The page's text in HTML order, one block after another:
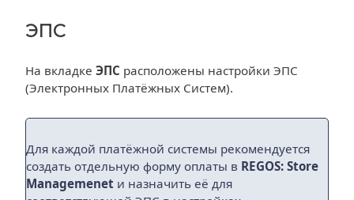
ЭПС
На вкладке ЭПС расположены настройки ЭПС
(Электронных Платёжных Систем).
Для каждой платёжной системы рекомендуется
создать отдельную форму оплаты в REGOS: Store
Managemenet и назначить её для